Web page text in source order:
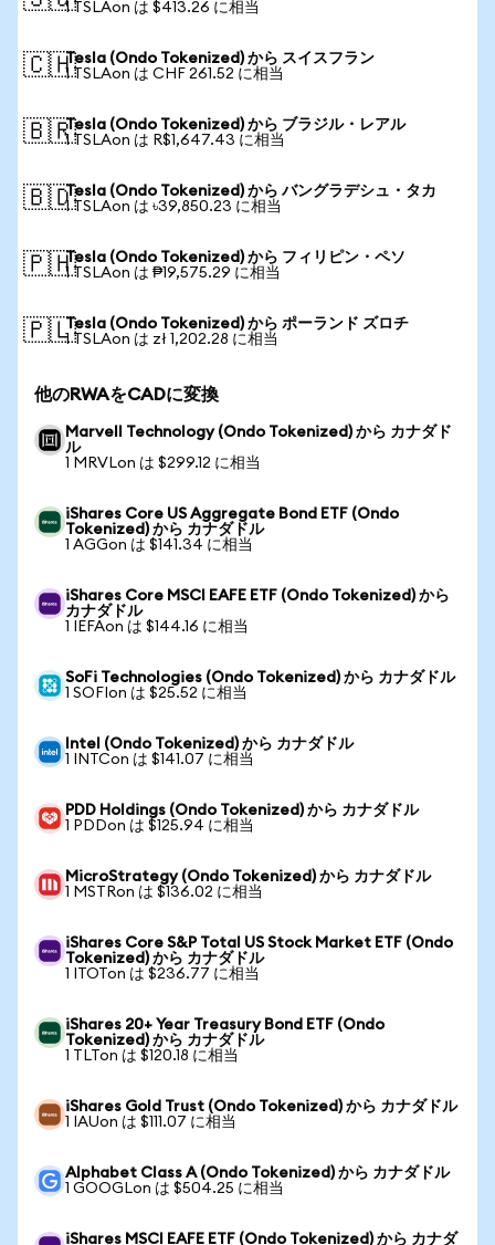
1 TSLAon は $413.26 に相当
🇨🇭Tesla (Ondo Tokenized) から スイスフラン
1 TSLAon は CHF 261.52 に相当
🇧🇷Tesla (Ondo Tokenized) から ブラジル・レアル
1 TSLAon は R$1,647.43 に相当
🇧🇩Tesla (Ondo Tokenized) から バングラデシュ・タカ
1 TSLAon は ৳39,850.23 に相当
🇵🇭Tesla (Ondo Tokenized) から フィリピン・ペソ
1 TSLAon は ₱19,575.29 に相当
🇵🇱Tesla (Ondo Tokenized) から ポーランド ズロチ
1 TSLAon は zł 1,202.28 に相当
他のRWAをCADに変換
Marvell Technology (Ondo Tokenized) から カナダド
ル
1 MRVLon は $299.12 に相当
iShares Core US Aggregate Bond ETF (Ondo
Tokenized) から カナダドル
1 AGGon は $141.34 に相当
iShares Core MSCI EAFE ETF (Ondo Tokenized) から
カナダドル
1 IEFAon は $144.16 に相当
SoFi Technologies (Ondo Tokenized) から カナダドル
1 SOFIon は $25.52 に相当
Intel (Ondo Tokenized) から カナダドル
1 INTCon は $141.07 に相当
PDD Holdings (Ondo Tokenized) から カナダドル
1 PDDon は $125.94 に相当
MicroStrategy (Ondo Tokenized) から カナダドル
1 MSTRon は $136.02 に相当
iShares Core S&P Total US Stock Market ETF (Ondo
Tokenized) から カナダドル
1 ITOTon は $236.77 に相当
iShares 20+ Year Treasury Bond ETF (Ondo
Tokenized) から カナダドル
1 TLTon は $120.18 に相当
iShares Gold Trust (Ondo Tokenized) から カナダドル
1 IAUon は $111.07 に相当
Alphabet Class A (Ondo Tokenized) から カナダドル
1 GOOGLon は $504.25 に相当
iShares MSCI EAFE ETF (Ondo Tokenized) から カナダ